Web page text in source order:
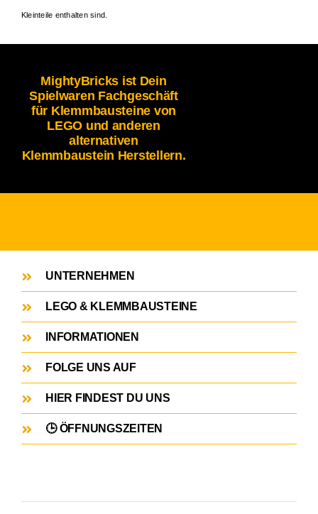
Kleinteile enthalten sind.
MightyBricks ist Dein
Spielwaren Fachgeschäft
für Klemmbausteine von
LEGO und anderen
alternativen
Klemmbaustein Herstellern.
UNTERNEHMEN
LEGO & KLEMMBAUSTEINE
INFORMATIONEN
FOLGE UNS AUF
HIER FINDEST DU UNS
🕒 ÖFFNUNGSZEITEN